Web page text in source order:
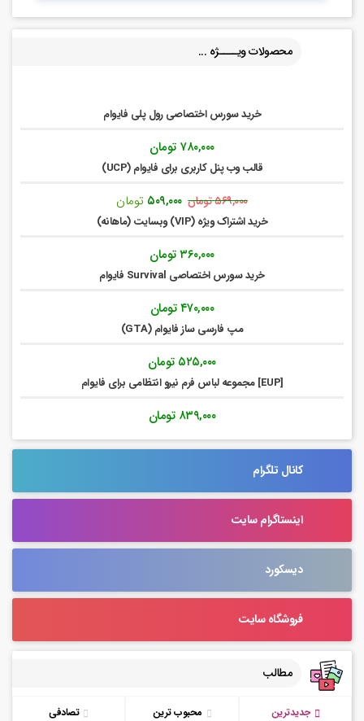
محصولات ویــــژه ...
خرید سورس اختصاصی رول پلی فایوام
۷۸۰,۰۰۰ تومان
قالب وب پنل کاربری برای فایوام (UCP)
۵۶۹,۰۰۰تومان قیمت
اصلی:
۵۶۹,۰۰۰ تومان
۵۰۹,۰۰۰ تومانقیمت
فعلی:
۵۰۹,۰۰۰ تومان.
خرید اشتراک ویژه (VIP) وبسایت (ماهانه)
۳۶۰,۰۰۰تومان
خرید سورس اختصاصی Survival فایوام
۴۷۰,۰۰۰تومان
مپ فارسی ساز فایوام (GTA)
۵۲۵,۰۰۰ تومان
[EUP] مجموعه لباس فرم نیرو انتظامی برای فایوام
۸۳۹,۰۰۰ تومان
کانال تلگرام
اینستاگرام سایت
دیسکورد
فروشگاه سایت
مطالب
جدیدترین محبوب ترین تصادفی